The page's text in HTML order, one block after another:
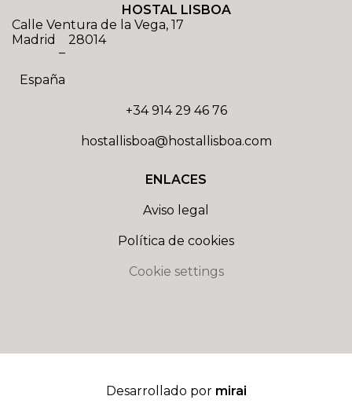
HOSTAL LISBOA
Calle Ventura de la Vega, 17
Madrid
–
28014
España
+34 914 29 46 76
hostallisboa@hostallisboa.com
ENLACES
Aviso legal
Política de cookies
Cookie settings
Desarrollado por mirai